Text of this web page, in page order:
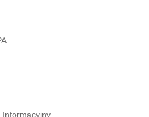
Informacyjny